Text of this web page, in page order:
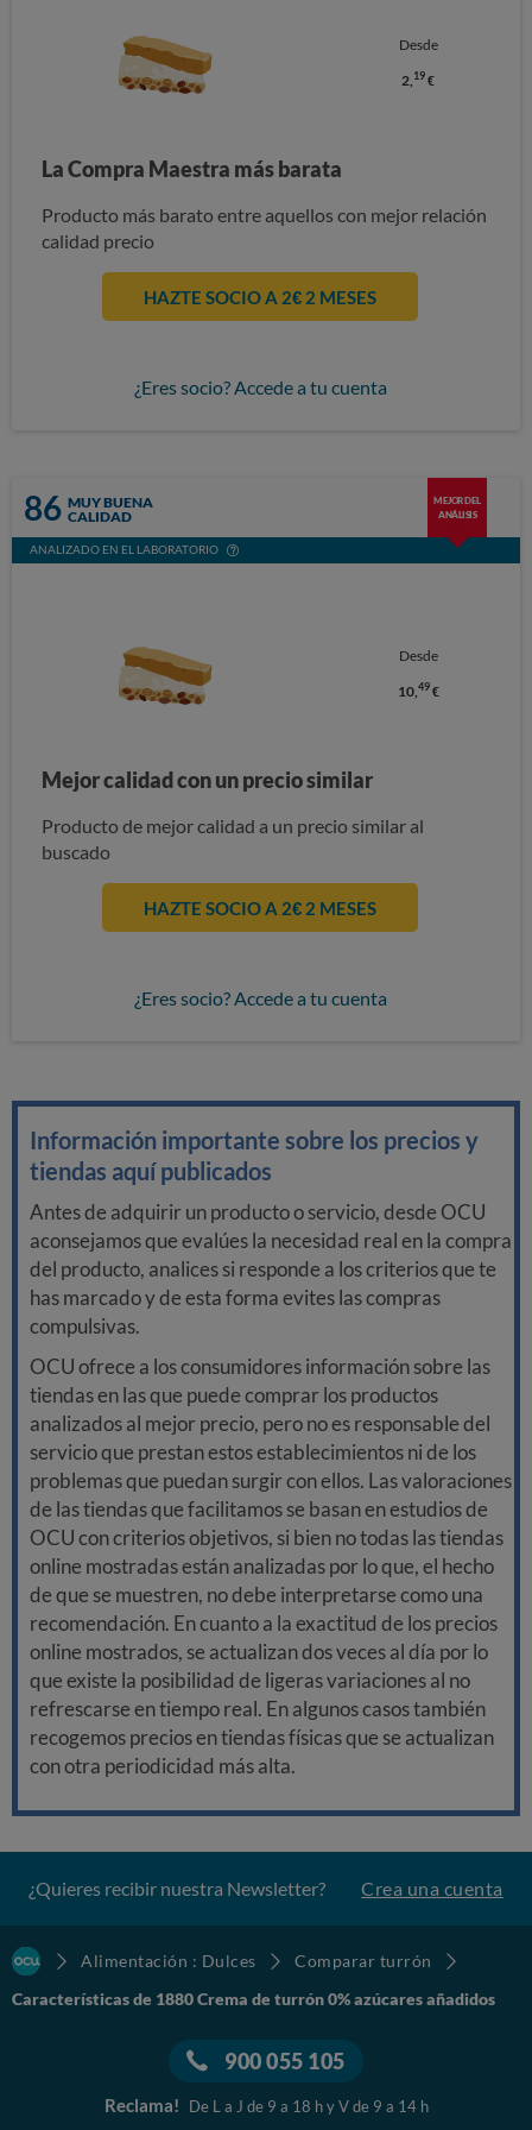
Desde
2, 19 €
La Compra Maestra más barata
Producto más barato entre aquellos con mejor relación
calidad precio
HAZTE SOCIO A 2€ 2 MESES
¿Eres socio? Accede a tu cuenta
86 MUY BUENA
CALIDAD
MEJOR DEL
ANÁLISIS
ANALIZADO EN EL LABORATORIO
Desde
10, 49€
Mejor calidad con un precio similar
Producto de mejor calidad a un precio similar al
buscado
HAZTE SOCIO A 2€ 2 MESES
¿Eres socio? Accede a tu cuenta
Información importante sobre los precios y
tiendas aquí publicados
Antes de adquirir un producto o servicio, desde OCU
aconsejamos que evalúes la necesidad real en la compra
del producto, analices si responde a los criterios que te
has marcado y de esta forma evites las compras
compulsivas.
OCU ofrece a los consumidores información sobre las
tiendas en las que puede comprar los productos
analizados al mejor precio, pero no es responsable del
servicio que prestan estos establecimientos ni de los
problemas que puedan surgir con ellos. Las valoraciones
de las tiendas que facilitamos se basan en estudios de
OCU con criterios objetivos, si bien no todas las tiendas
online mostradas están analizadas por lo que, el hecho
de que se muestren, no debe interpretarse como una
recomendación. En cuanto a la exactitud de los precios
online mostrados, se actualizan dos veces al día por lo
que existe la posibilidad de ligeras variaciones al no
refrescarse en tiempo real. En algunos casos también
recogemos precios en tiendas físicas que se actualizan
con otra periodicidad más alta.
¿Quieres recibir nuestra Newsletter? Crea una cuenta
Alimentación : Dulces
Comparar turrón
Características de 1880 Crema de turrón 0% azúcares añadidos
900 055 105
Reclama! De L a J de 9 a 18 h y V de 9 a 14 h